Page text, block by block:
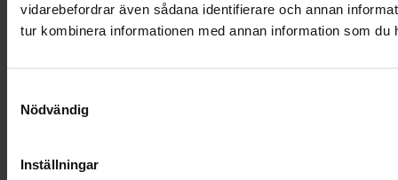
vidarebefordrar även sådana identifierare och annan
tur kombinera informationen med annan information som
Nödvändig
Inställningar